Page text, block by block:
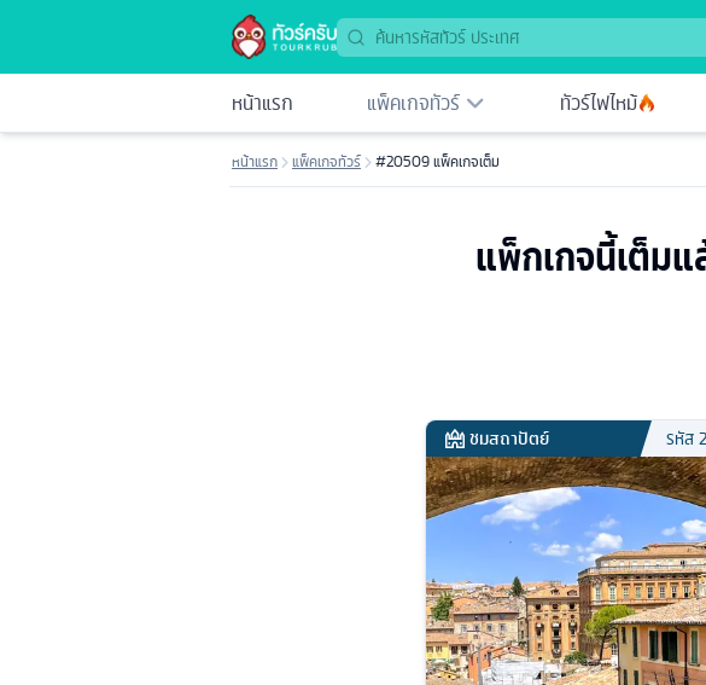
หน้าแรก แพ็คเกจทัวร์ ทัวร์ไฟไหม้
หน้าแรก แพ็คเกจทัวร์ #20509 แพ็คเกจเต็ม
แพ็กเกจนี้เต็ม
ชมสถาปัตย์ รหัส